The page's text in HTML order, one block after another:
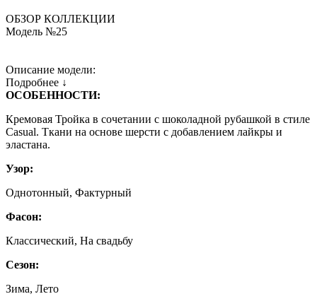
ОБЗОР КОЛЛЕКЦИИ
Модель №25
Описание модели:
Подробнее ↓
ОСОБЕННОСТИ:
Кремовая Тройка в сочетании с шоколадной рубашкой в стиле
Casual. Ткани на основе шерсти с добавлением лайкры и
эластана.
Узор:
Однотонный, Фактурный
Фасон:
Классический, На свадьбу
Сезон:
Зима, Лето